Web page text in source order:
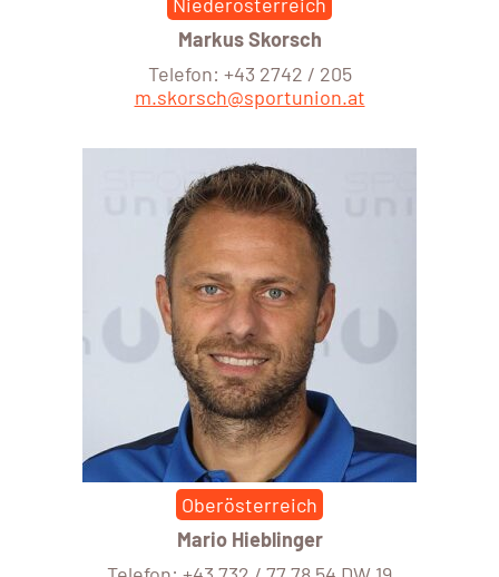
Niederösterreich
Markus Skorsch
Telefon: +43 2742 / 205
m.skorsch@sportunion.at
Oberösterreich
Mario Hieblinger